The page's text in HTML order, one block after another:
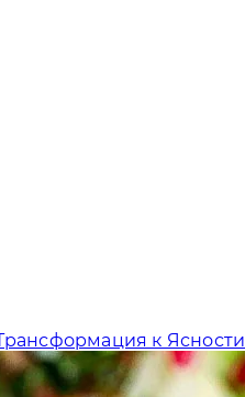
к Ясности